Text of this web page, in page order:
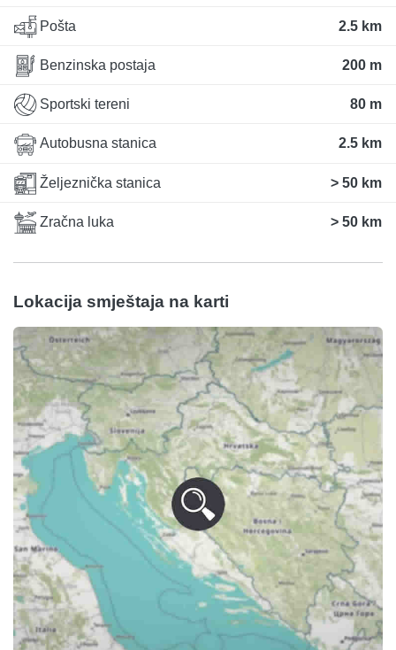
Pošta 2.5 km
Benzinska postaja 200 m
Sportski tereni 80 m
Autobusna stanica 2.5 km
Željeznička stanica > 50 km
Zračna luka > 50 km
Lokacija smještaja na karti